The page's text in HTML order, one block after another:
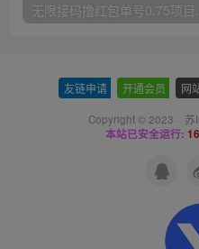
无限接
友链申请 开通会员 网
Copyright © 2023 · 苏
本站已安全运行: